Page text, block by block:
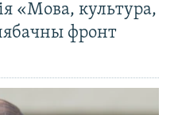
«Мова, культура,
фронт